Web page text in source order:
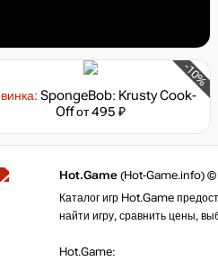
-10%
SpongeBob: Krusty Cook-
Offот 495 ₽
Hot.Game (Hot-Game.info)
Каталог игр Hot.Game
найти игру, сравнить цены,
Hot.Game: